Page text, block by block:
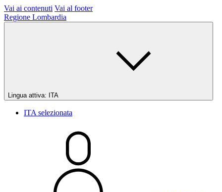
Vai ai contenuti Vai al footer
Regione Lombardia
Lingua attiva: ITA
ITA selezionata